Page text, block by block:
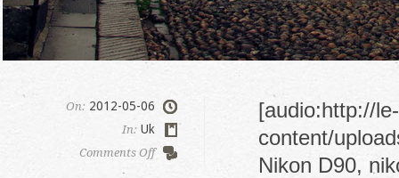
On: 2012-05-06
In: Uk
Comments Offon
[audio:http://
content/
Nikon D90,